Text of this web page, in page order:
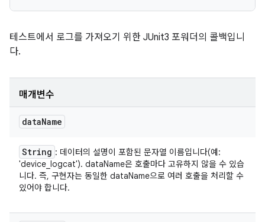
테스트에서 로그를 가져오기 위한 JUnit3 포워더의 콜백입니
다.
매개변수
dataName
String : 데이터의 설명이 포함된 문자열 이름입니다(예:
'device_logcat'). dataName은 호출마다 고유하지 않을 수 있습
니다. 즉, 구현자는 동일한 dataName으로 여러 호출을 처리할 수
있어야 합니다.